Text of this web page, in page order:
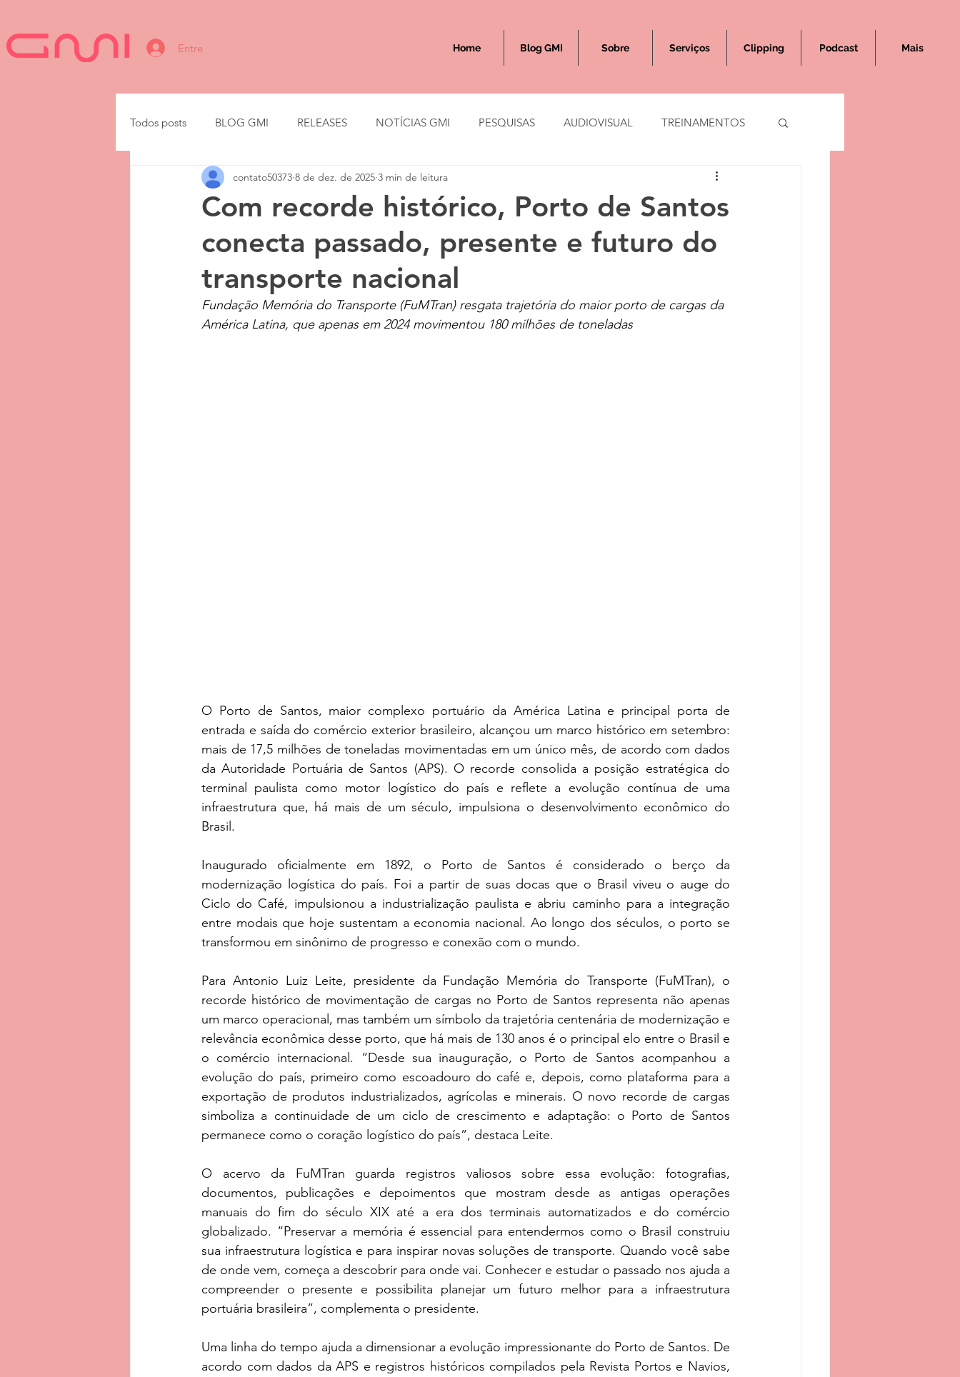
Home Blog GMI Sobre Serviços Clipping Podcast Mais
Entre
Todos posts BLOG GMI RELEASES NOTÍCIAS GMI PESQUISAS AUDIOVISUAL TREINAMENTOS
Com recorde histórico, Porto de Santos
conecta passado, presente e futuro do
transporte nacional
contato50373 8 de dez. de 2025 3 min de leitura
Fundação Memória do Transporte (FuMTran) resgata trajetória do maior porto de cargas da
América Latina, que apenas em 2024 movimentou 180 milhões de toneladas
O Porto de Santos, maior complexo portuário da América Latina e principal porta de
entrada e saída do comércio exterior brasileiro, alcançou um marco histórico em setembro:
mais de 17,5 milhões de toneladas movimentadas em um único mês, de acordo com dados
da Autoridade Portuária de Santos (APS). O recorde consolida a posição estratégica do
terminal paulista como motor logístico do país e reflete a evolução contínua de uma
infraestrutura que, há mais de um século, impulsiona o desenvolvimento econômico do
Brasil.
Inaugurado oficialmente em 1892, o Porto de Santos é considerado o berço da
modernização logística do país. Foi a partir de suas docas que o Brasil viveu o auge do
Ciclo do Café, impulsionou a industrialização paulista e abriu caminho para a integração
entre modais que hoje sustentam a economia nacional. Ao longo dos séculos, o porto se
transformou em sinônimo de progresso e conexão com o mundo.
Para Antonio Luiz Leite, presidente da Fundação Memória do Transporte (FuMTran), o
recorde histórico de movimentação de cargas no Porto de Santos representa não apenas
um marco operacional, mas também um símbolo da trajetória centenária de modernização e
relevância econômica desse porto, que há mais de 130 anos é o principal elo entre o Brasil e
o comércio internacional. “Desde sua inauguração, o Porto de Santos acompanhou a
evolução do país, primeiro como escoadouro do café e, depois, como plataforma para a
exportação de produtos industrializados, agrícolas e minerais. O novo recorde de cargas
simboliza a continuidade de um ciclo de crescimento e adaptação: o Porto de Santos
permanece como o coração logístico do país”, destaca Leite.
O acervo da FuMTran guarda registros valiosos sobre essa evolução: fotografias,
documentos, publicações e depoimentos que mostram desde as antigas operações
manuais do fim do século XIX até a era dos terminais automatizados e do comércio
globalizado. “Preservar a memória é essencial para entendermos como o Brasil construiu
sua infraestrutura logística e para inspirar novas soluções de transporte. Quando você sabe
de onde vem, começa a descobrir para onde vai. Conhecer e estudar o passado nos ajuda a
compreender o presente e possibilita planejar um futuro melhor para a infraestrutura
portuária brasileira”, complementa o presidente.
Uma linha do tempo ajuda a dimensionar a evolução impressionante do Porto de Santos. De
acordo com dados da APS e registros históricos compilados pela Revista Portos e Navios,